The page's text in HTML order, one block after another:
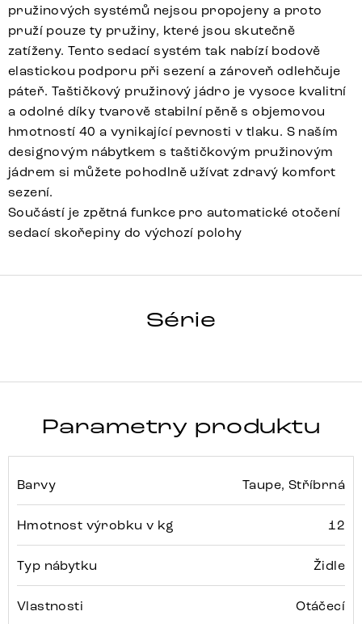
pružinových systémů nejsou propojeny a proto
pruží pouze ty pružiny, které jsou skutečně
zatíženy. Tento sedací systém tak nabízí bodově
elastickou podporu při sezení a zároveň odlehčuje
páteř. Taštičkový pružinový jádro je vysoce kvalitní
a odolné díky tvarově stabilní pěně s objemovou
hmotností 40 a vynikající pevnosti v tlaku. S naším
designovým nábytkem s taštičkovým pružinovým
jádrem si můžete pohodlně užívat zdravý komfort
sezení.
Součástí je zpětná funkce pro automatické otočení
sedací skořepiny do výchozí polohy
Série
LELIO-FLEX
Parametry produktu
Barvy Taupe, Stříbrná
Hmotnost výrobku v kg 12
Typ nábytku Židle
Vlastnosti Otáčecí